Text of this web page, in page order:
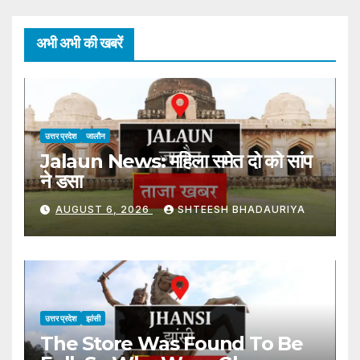
अभी अभी की खबरें
उत्तर प्रदेश जालौन
Jalaun News: महिला समेत दो को सांप
ने डसा
AUGUST 6, 2026 SHTEESH BHADAURIYA
उत्तर प्रदेश झांसी
The Store Was Found To Be